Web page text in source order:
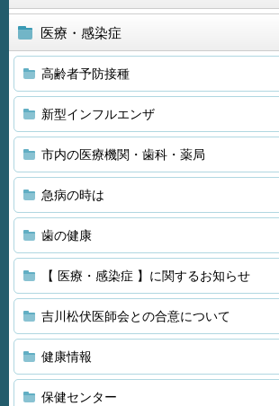
医療・感染症
高齢者予防接種
新型インフルエンザ
市内の医療機関・歯科・薬局
急病の時は
歯の健康
【 医療・感染症 】に関するお知らせ
吉川松伏医師会との合意について
健康情報
保健センター